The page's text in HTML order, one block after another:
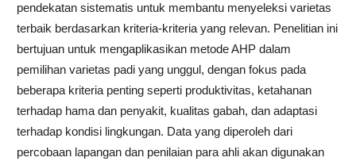
pendekatan sistematis untuk membantu menyeleksi varietas
terbaik berdasarkan kriteria-kriteria yang relevan. Penelitian ini
bertujuan untuk mengaplikasikan metode AHP dalam
pemilihan varietas padi yang unggul, dengan fokus pada
beberapa kriteria penting seperti produktivitas, ketahanan
terhadap hama dan penyakit, kualitas gabah, dan adaptasi
terhadap kondisi lingkungan. Data yang diperoleh dari
percobaan lapangan dan penilaian para ahli akan digunakan